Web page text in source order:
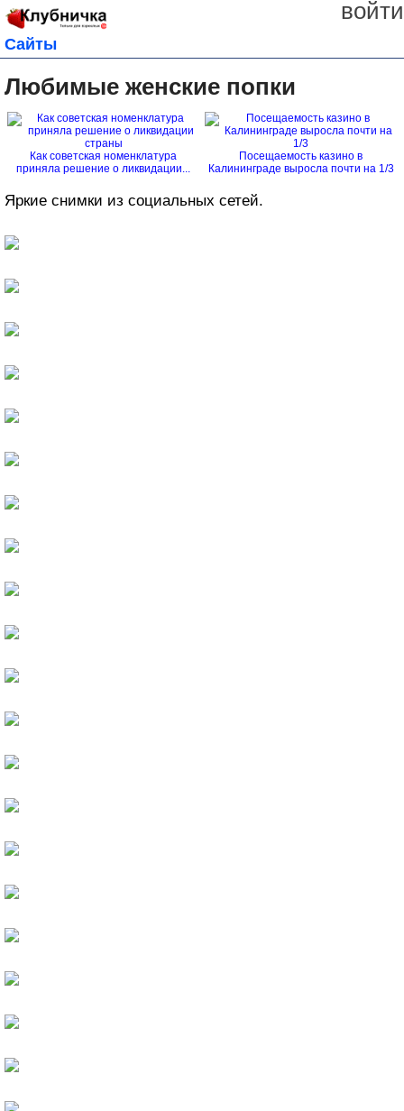
войти
Сайты
Любимые женские попки
Как советская номенклатура
приняла решение о ликвидации...
Посещаемость казино в
Калининграде выросла почти на 1/3
Яркие снимки из социальных сетей.